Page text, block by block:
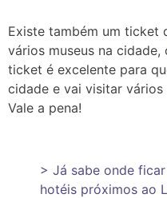
Existe também um ticket
vários museus na cidade,
ticket é excelente para
cidade e vai visitar vários
Vale a pena!
> Já sabe onde
hotéis próximos ao